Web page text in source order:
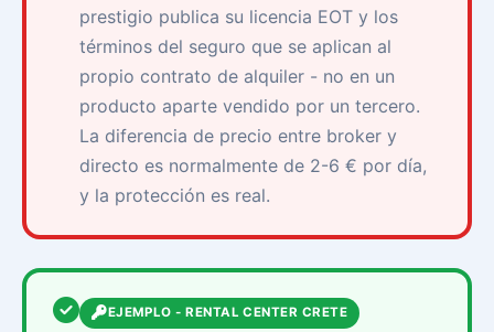
prestigio publica su licencia EOT y los
términos del seguro que se aplican al
propio contrato de alquiler - no en un
producto aparte vendido por un tercero.
La diferencia de precio entre broker y
directo es normalmente de 2-6 € por día,
y la protección es real.
EJEMPLO - RENTAL CENTER CRETE